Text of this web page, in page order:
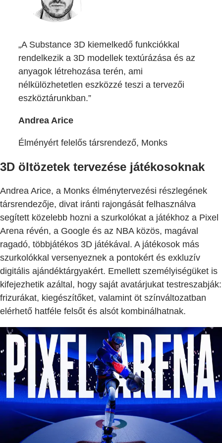
„A Substance 3D kiemelkedő funkciókkal
rendelkezik a 3D modellek textúrázása és az
anyagok létrehozása terén, ami
nélkülözhetetlen eszközzé teszi a tervezői
eszköztárunkban.”
Andrea Arice
Élményért felelős társrendező, Monks
3D öltözetek tervezése játékosoknak
Andrea Arice, a Monks élménytervezési részlegének
társrendezője, divat iránti rajongását felhasználva
segített közelebb hozni a szurkolókat a játékhoz a Pixel
Arena révén, a Google és az NBA közös, magával
ragadó, többjátékos 3D játékával. A játékosok más
szurkolókkal versenyeznek a pontokért és exkluzív
digitális ajándéktárgyakért. Emellett személyiségüket is
kifejezhetik azáltal, hogy saját avatárjukat testreszabják:
frizurákat, kiegészítőket, valamint öt színváltozatban
elérhető hatféle felsőt és alsót kombinálhatnak.